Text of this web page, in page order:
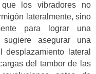
que los vibradores no
lateralmente, sino
para lograr una
sugiere asegurar una
lateral
del tambor de las